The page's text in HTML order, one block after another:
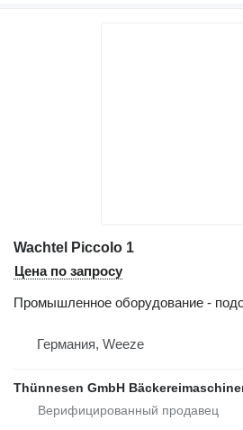
Wachtel Piccolo 1
Цена по запросу
Промышленное оборудование -
Германия, Weeze
Thünnesen GmbH